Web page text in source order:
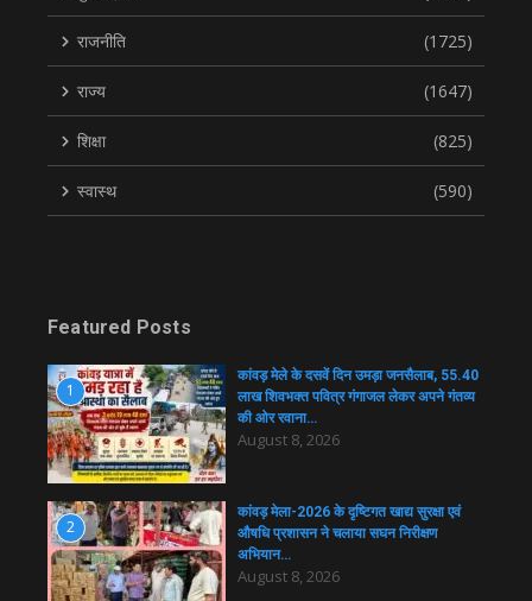
राजनीति (1725)
राज्य (1647)
शिक्षा (825)
स्वास्थ (590)
Featured Posts
1
कांवड़ मेले के दसवें दिन उमड़ा जनसैलाब, 55.40
लाख शिवभक्त पवित्र गंगाजल लेकर अपने गंतव्य
की ओर रवाना…
August 8, 2026
2
कांवड़ मेला-2026 के दृष्टिगत खाद्य सुरक्षा एवं
औषधि प्रशासन ने चलाया सघन निरीक्षण
अभियान…
August 8, 2026